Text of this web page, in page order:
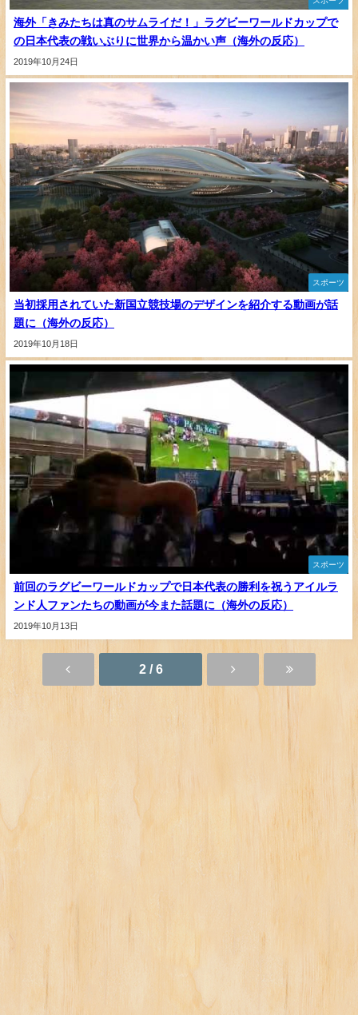
海外「きみたちは真のサムライだ！」ラグビーワールドカップで
の日本代表の戦いぶりに世界から温かい声（海外の反応）
2019年10月24日
スポーツ
当初採用されていた新国立競技場のデザインを紹介する動画が話
題に（海外の反応）
2019年10月18日
スポーツ
前回のラグビーワールドカップで日本代表の勝利を祝うアイルラ
ンド人ファンたちの動画が今また話題に（海外の反応）
2019年10月13日
2 / 6